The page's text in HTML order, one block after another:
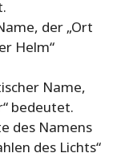
der „Ort
Helm“
Name,
bedeutet.
des Namens
des Lichts“